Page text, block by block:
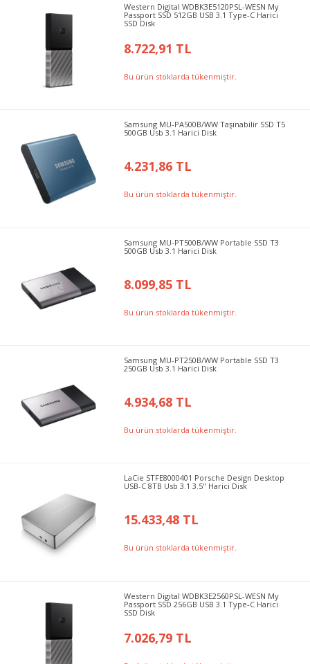
Western Digital WDBK3E5120PSL-WESN My
Passport SSD 512GB USB 3.1 Type-C Harici
SSD Disk
8.722,91 TL
Bu ürün stoklarda tükenmiştir.
Samsung MU-PA500B/WW Taşınabilir SSD T5
500GB Usb 3.1 Harici Disk
4.231,86 TL
Bu ürün stoklarda tükenmiştir.
Samsung MU-PT500B/WW Portable SSD T3
500GB Usb 3.1 Harici Disk
8.099,85 TL
Bu ürün stoklarda tükenmiştir.
Samsung MU-PT250B/WW Portable SSD T3
250GB Usb 3.1 Harici Disk
4.934,68 TL
Bu ürün stoklarda tükenmiştir.
LaCie STFE8000401 Porsche Design Desktop
USB-C 8TB Usb 3.1 3.5" Harici Disk
15.433,48 TL
Bu ürün stoklarda tükenmiştir.
Western Digital WDBK3E2560PSL-WESN My
Passport SSD 256GB USB 3.1 Type-C Harici
SSD Disk
7.026,79 TL